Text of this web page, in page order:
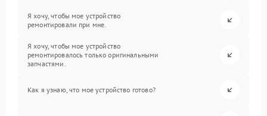
Я хочу, чтобы мое устройство
ремонтировали при мне.
Я хочу, чтобы мое устройство
ремонтировалось только оригинальными
запчастями.
Как я узнаю, что мое устройство готово?